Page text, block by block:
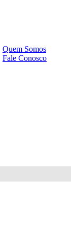
Quem Somos
Fale Conosco